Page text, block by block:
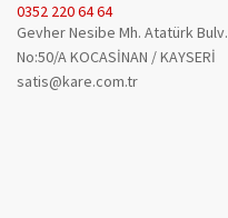
0352 220 64 64
Gevher Nesibe Mh. Atatürk Bulv.
No:50/A KOCASİNAN / KAYSERİ
satis@kare.com.tr